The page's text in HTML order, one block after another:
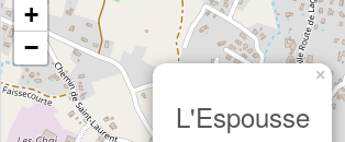
L'Espousse
×
+
−